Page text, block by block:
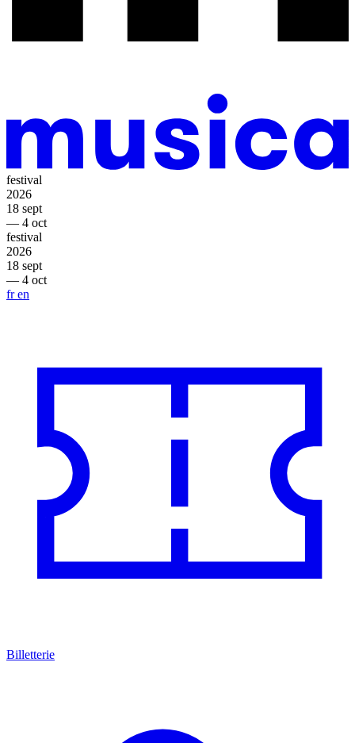
festival
2026
18 sept
— 4 oct
festival
2026
18 sept
— 4 oct
fren
Billetterie